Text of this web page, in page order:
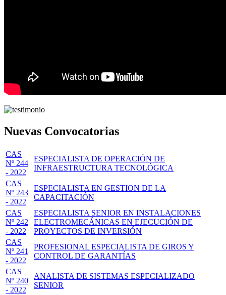
Nuevas Convocatorias
CAS
Nº 244
- 2022
ESPECIALISTA DE OPERACIÓN DE
INFRAESTRUCTURA TECNOLÓGICA
CAS
Nº 243
- 2022
ESPECIALISTA EN GESTION DE LA
CAPACITACIÓN
CAS
Nº 242
- 2022
ESPECIALISTA SENIOR EN INSTALACIONES
ELECTROMECÁNICAS EN EJECUCIÓN DE
PROYECTOS DE INVERSIÓN
CAS
Nº 241
- 2022
PROFESIONAL ESPECIALISTA DE GIROS Y
CONTROL DE GARANTÍAS
CAS
Nº 240
- 2022
ANALISTA DE SISTEMAS ESPECIALIZADO
SENIOR